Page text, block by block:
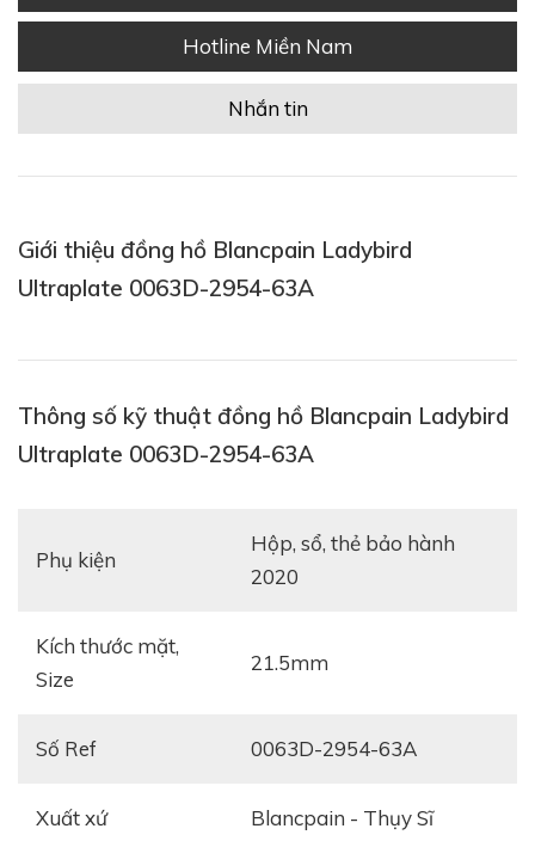
Hotline Miền Nam
Nhắn tin
Giới thiệu đồng hồ Blancpain Ladybird
Ultraplate 0063D-2954-63A
Thông số kỹ thuật đồng hồ Blancpain Ladybird
Ultraplate 0063D-2954-63A
Phụ kiện
hộp, sổ, thẻ bảo hành
2020
Kích thước mặt,
Size
21.5mm
Số Ref 0063D-2954-63A
Xuất xứ Blancpain - Thụy Sĩ